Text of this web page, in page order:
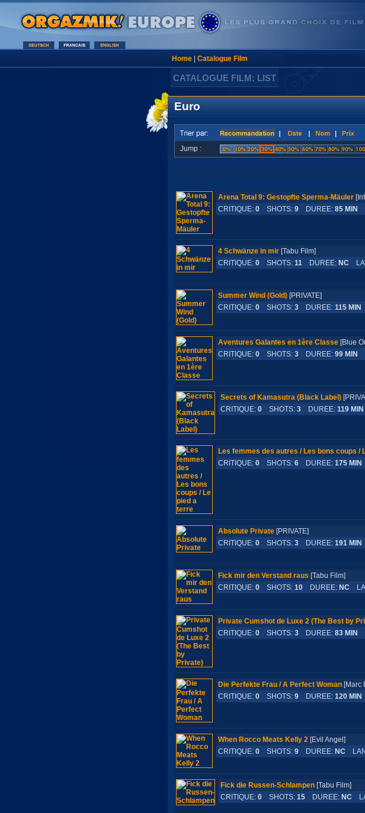
Home| Catalogue Film
CATALOGUE FILM: LIST
Euro
Jump :
Arena Total 9: Gestopfte Sperma-Mäuler
CRITIQUE: 0 SHOTS: 9 DUREE: 85 MIN
4 Schwänze in mir [Tabu Film]
CRITIQUE: 0 SHOTS: 11 DUREE: NC
Summer Wind (Gold) [PRIVATE]
CRITIQUE: 0 SHOTS: 3 DUREE: 115 MIN
Aventures Galantes en 1ère Classe [Blue
CRITIQUE: 0 SHOTS: 3 DUREE: 99 MIN
Secrets of Kamasutra (Black Label)
CRITIQUE: 0 SHOTS: 3 DUREE: 119 MIN
Les femmes des autres / Les bons coups /
CRITIQUE: 0 SHOTS: 6 DUREE: 175 MIN
Absolute Private [PRIVATE]
CRITIQUE: 0 SHOTS: 3 DUREE: 191 MIN
Fick mir den Verstand raus [Tabu Film]
CRITIQUE: 0 SHOTS: 10 DUREE: NC
Private Cumshot de Luxe 2 (The Best by
CRITIQUE: 0 SHOTS: 3 DUREE: 83 MIN
Die Perfekte Frau / A Perfect Woman
CRITIQUE: 0 SHOTS: 9 DUREE: 120 MIN
When Rocco Meats Kelly 2 [Evil Angel]
CRITIQUE: 0 SHOTS: 9 DUREE: NC
Fick die Russen-Schlampen [Tabu Film]
CRITIQUE: 0 SHOTS: 15 DUREE: NC